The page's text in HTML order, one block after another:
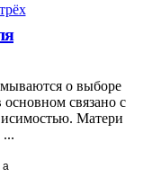
о выборе
связано с
Матери
...